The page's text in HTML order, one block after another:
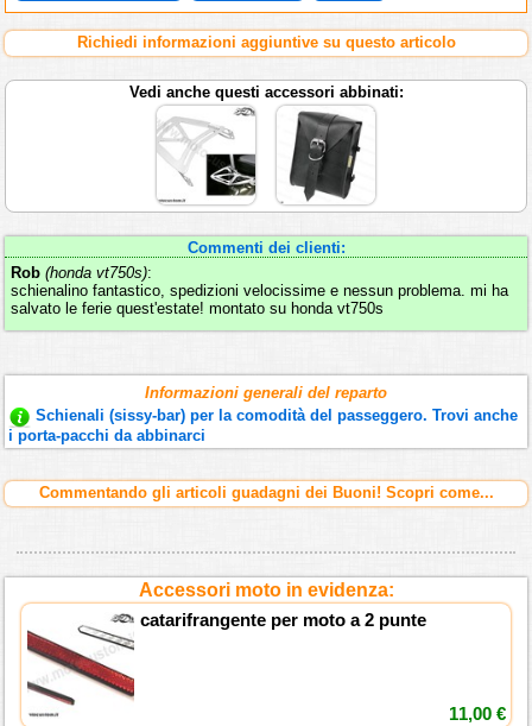
Richiedi informazioni aggiuntive su questo articolo
Vedi anche questi accessori abbinati:
Commenti dei clienti:
Rob (honda vt750s):
schienalino fantastico, spedizioni velocissime e nessun problema. mi ha
salvato le ferie quest'estate! montato su honda vt750s
Informazioni generali del reparto
Schienali (sissy-bar) per la comodità del passeggero. Trovi anche
i porta-pacchi da abbinarci
Commentando gli articoli guadagni dei Buoni! Scopri come...
Accessori moto in evidenza:
catarifrangente per moto a 2 punte
11,00 €